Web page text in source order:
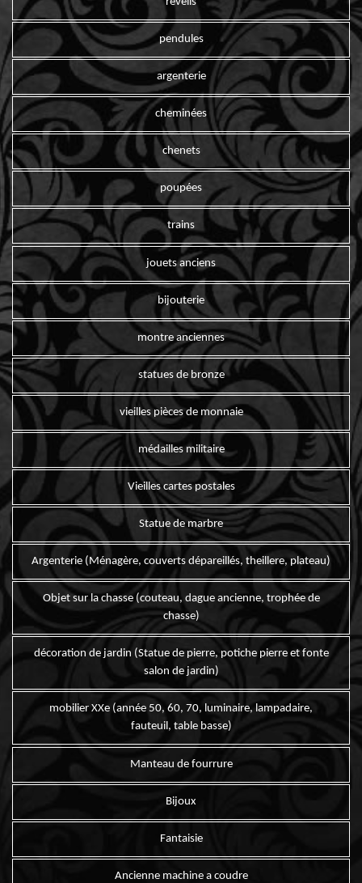
pendules
argenterie
cheminées
chenets
poupées
trains
jouets anciens
bijouterie
montre anciennes
statues de bronze
vieilles pièces de monnaie
médailles militaire
Vieilles cartes postales
Statue de marbre
Argenterie (Ménagère, couverts dépareillés, theillere, plateau)
Objet sur la chasse (couteau, dague ancienne, trophée de
chasse)
décoration de jardin (Statue de pierre, potiche pierre et fonte
salon de jardin)
mobilier XXe (année 50, 60, 70, luminaire, lampadaire,
fauteuil, table basse)
Manteau de fourrure
Bijoux
Fantaisie
Ancienne machine a coudre